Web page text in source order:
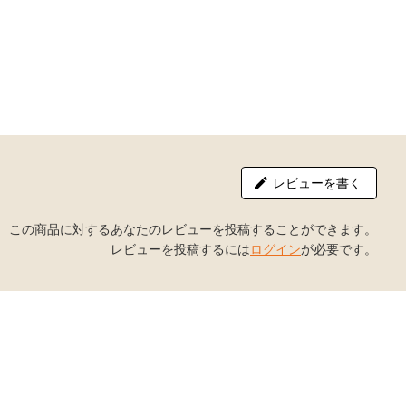
レビューを書く
この商品に対するあなたのレビューを投稿することができます。
レビューを投稿するにはログインが必要です。